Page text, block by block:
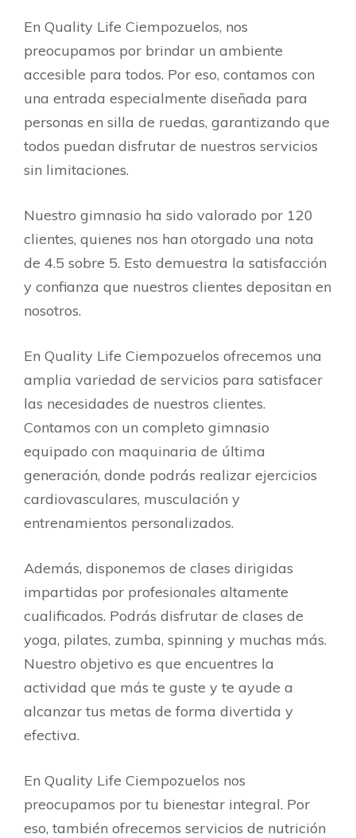
En Quality Life Ciempozuelos, nos
preocupamos por brindar un ambiente
accesible para todos. Por eso, contamos con
una entrada especialmente diseñada para
personas en silla de ruedas, garantizando que
todos puedan disfrutar de nuestros servicios
sin limitaciones.
Nuestro gimnasio ha sido valorado por 120
clientes, quienes nos han otorgado una nota
de 4.5 sobre 5. Esto demuestra la satisfacción
y confianza que nuestros clientes depositan en
nosotros.
En Quality Life Ciempozuelos ofrecemos una
amplia variedad de servicios para satisfacer
las necesidades de nuestros clientes.
Contamos con un completo gimnasio
equipado con maquinaria de última
generación, donde podrás realizar ejercicios
cardiovasculares, musculación y
entrenamientos personalizados.
Además, disponemos de clases dirigidas
impartidas por profesionales altamente
cualificados. Podrás disfrutar de clases de
yoga, pilates, zumba, spinning y muchas más.
Nuestro objetivo es que encuentres la
actividad que más te guste y te ayude a
alcanzar tus metas de forma divertida y
efectiva.
En Quality Life Ciempozuelos nos
preocupamos por tu bienestar integral. Por
eso, también ofrecemos servicios de nutrición